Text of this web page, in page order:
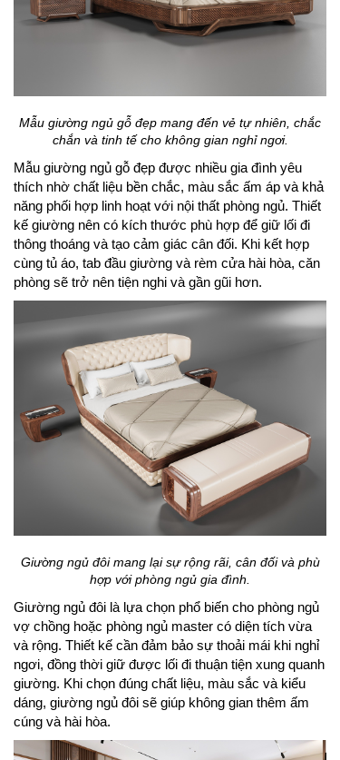
Mẫu giường ngủ gỗ đẹp mang đến vẻ tự nhiên, chắc
chắn và tinh tế cho không gian nghỉ ngơi.
Mẫu giường ngủ gỗ đẹp được nhiều gia đình yêu
thích nhờ chất liệu bền chắc, màu sắc ấm áp và khả
năng phối hợp linh hoạt với nội thất phòng ngủ. Thiết
kế giường nên có kích thước phù hợp để giữ lối đi
thông thoáng và tạo cảm giác cân đối. Khi kết hợp
cùng tủ áo, tab đầu giường và rèm cửa hài hòa, căn
phòng sẽ trở nên tiện nghi và gần gũi hơn.
Giường ngủ đôi mang lại sự rộng rãi, cân đối và phù
hợp với phòng ngủ gia đình.
Giường ngủ đôi là lựa chọn phổ biến cho phòng ngủ
vợ chồng hoặc phòng ngủ master có diện tích vừa
và rộng. Thiết kế cần đảm bảo sự thoải mái khi nghỉ
ngơi, đồng thời giữ được lối đi thuận tiện xung quanh
giường. Khi chọn đúng chất liệu, màu sắc và kiểu
dáng, giường ngủ đôi sẽ giúp không gian thêm ấm
cúng và hài hòa.